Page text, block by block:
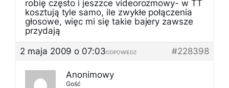
robię często i jeszzce videorozmowy- w TT
kosztują tyle samo, ile zwykłe połączenia
głosowe, więc mi się takie bajery zawsze
przydają
2 maja 2009 o 07:03
#228398
ODPOWIEDZ
Anonimowy
Gość